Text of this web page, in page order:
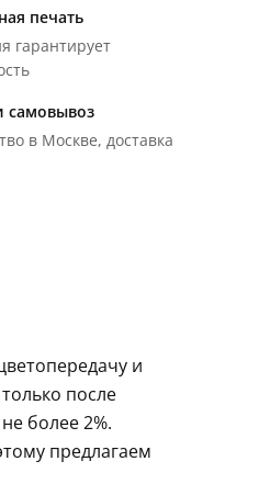
печать
гарантирует
самовывоз
в Москве, доставка
и
после
более 2%.
предлагаем